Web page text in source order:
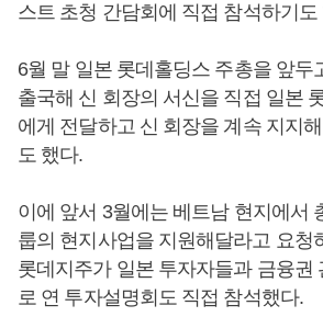
스트 초청 간담회에 직접 참석하기도
6월 말 일본 롯데홀딩스 주총을 앞두
출국해 신 회장의 서신을 직접 일본
에게 전달하고 신 회장을 계속 지지
도 했다.
이에 앞서 3월에는 베트남 현지에서
룹의 현지사업을 지원해달라고 요청
롯데지주가 일본 투자자들과 금융권
로 연 투자설명회도 직접 참석했다.